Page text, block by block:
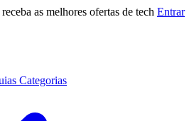
as melhores ofertas de tech Entrar
Categorias